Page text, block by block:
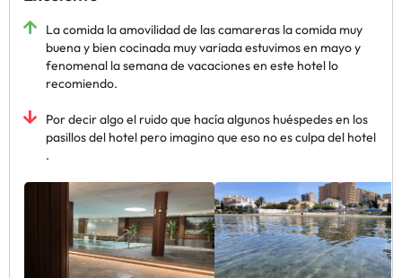
La comida la amovilidad de las camareras la comida muy
buena y bien cocinada muy variada estuvimos en mayo y
fenomenal la semana de vacaciones en este hotel lo
recomiendo.
Por decir algo el ruido que hacía algunos huéspedes en los
pasillos del hotel pero imagino que eso no es culpa del hotel
.